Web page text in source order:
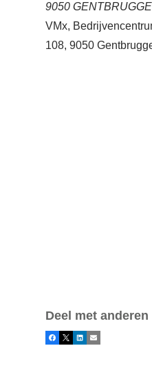
9050 GENTBRUGGE
VMx,
108, 9050
Deel met anderen
Facebook
X LinkedInE-mail